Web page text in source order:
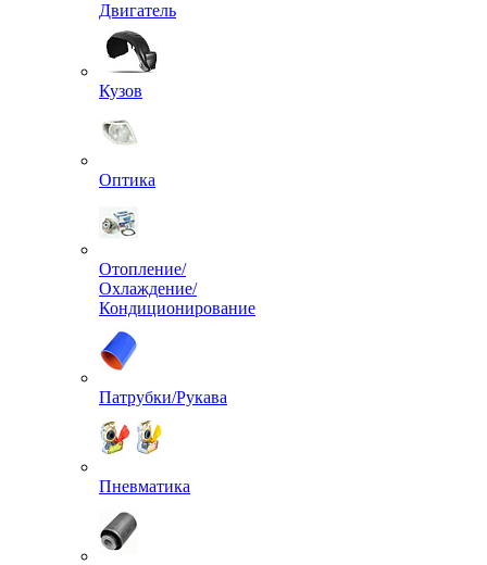
Двигатель
Кузов
Оптика
Отопление/
Охлаждение/
Кондиционирование
Патрубки/Рукава
Пневматика